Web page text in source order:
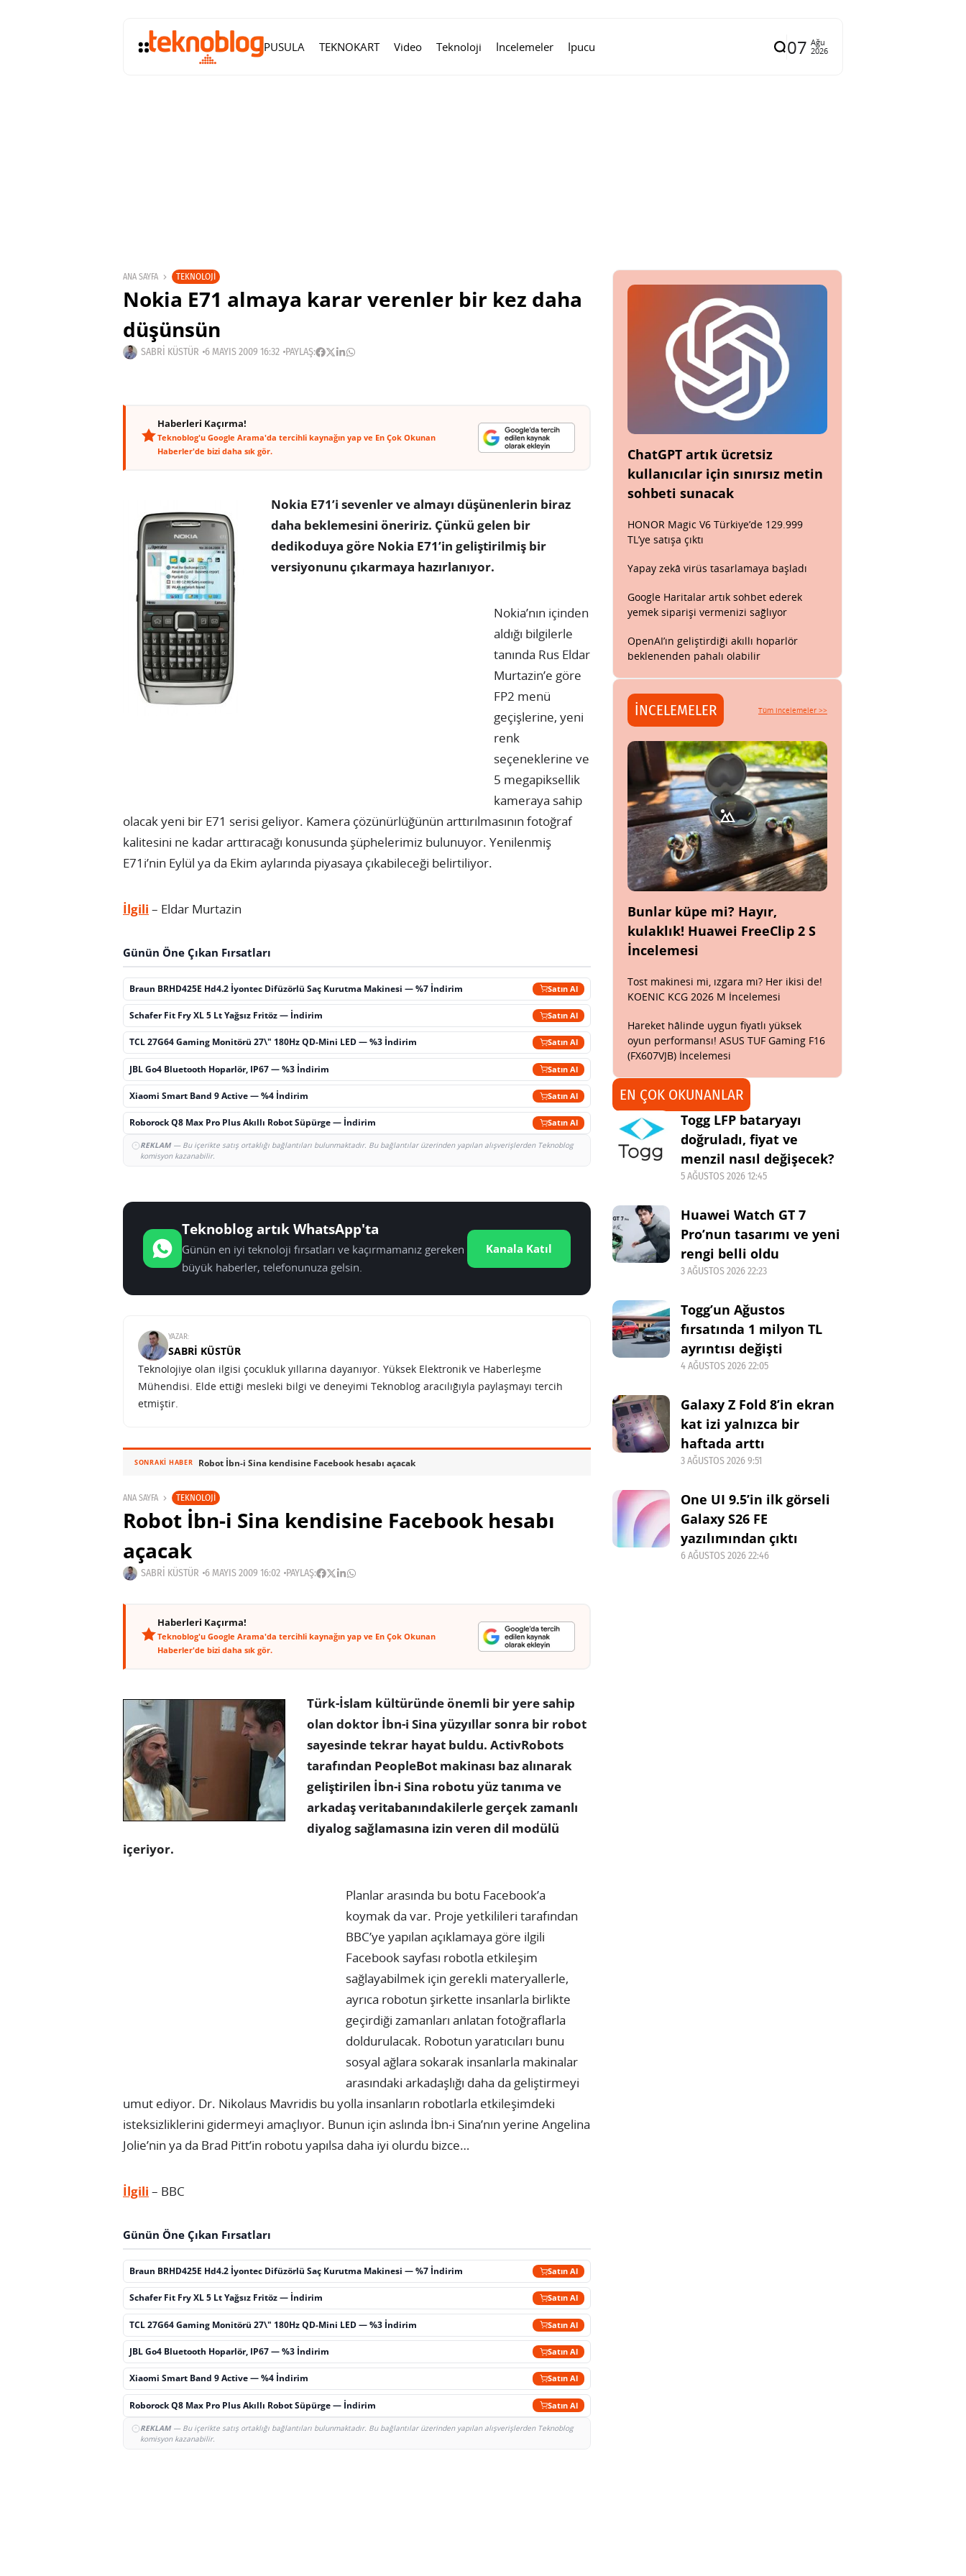
PUSULA TEKNOKART Video Teknoloji İncelemeler İpucu 07 Ağu
2026
ANA SAYFA TEKNOLOJI
Nokia E71 almaya karar verenler bir kez daha
düşünsün
SABRI KÜSTÜR 6 MAYIS 2009 16:32 PAYLAŞ:
Haberleri Kaçırma!
Teknoblog'u Google Arama'da tercihli kaynağın yap ve En Çok Okunan
Haberler'de bizi daha sık gör.
Nokia E71’i sevenler ve almayı düşünenlerin biraz
daha beklemesini öneririz. Çünkü gelen bir
dedikoduya göre Nokia E71’in geliştirilmiş bir
versiyonunu çıkarmaya hazırlanıyor.
Nokia’nın içinden
aldığı bilgilerle
tanında Rus Eldar
Murtazin’e göre
FP2 menü
geçişlerine, yeni
renk
seçeneklerine ve
5 megapiksellik
kameraya sahip
olacak yeni bir E71 serisi geliyor. Kamera çözünürlüğünün arttırılmasının fotoğraf
kalitesini ne kadar arttıracağı konusunda şüphelerimiz bulunuyor. Yenilenmiş
E71i’nin Eylül ya da Ekim aylarında piyasaya çıkabileceği belirtiliyor.
İlgili – Eldar Murtazin
Günün Öne Çıkan Fırsatları
Braun BRHD425E Hd4.2 İyontec Difüzörlü Saç Kurutma Makinesi — %7 İndirim Satın Al
Schafer Fit Fry XL 5 Lt Yağsız Fritöz — İndirim Satın Al
TCL 27G64 Gaming Monitörü 27\" 180Hz QD-Mini LED — %3 İndirim Satın Al
JBL Go4 Bluetooth Hoparlör, IP67 — %3 İndirim Satın Al
Xiaomi Smart Band 9 Active — %4 İndirim Satın Al
Roborock Q8 Max Pro Plus Akıllı Robot Süpürge — İndirim Satın Al
REKLAM— Bu içerikte satış ortaklığı bağlantıları bulunmaktadır. Bu bağlantılar üzerinden yapılan alışverişlerden Teknoblog
komisyon kazanabilir.
Teknoblog artık WhatsApp'ta
Günün en iyi teknoloji fırsatları ve kaçırmamanız gereken
büyük haberler, telefonunuza gelsin.
Kanala Katıl
YAZAR:
SABRI KÜSTÜR
Teknolojiye olan ilgisi çocukluk yıllarına dayanıyor. Yüksek Elektronik ve Haberleşme
Mühendisi. Elde ettiği mesleki bilgi ve deneyimi Teknoblog aracılığıyla paylaşmayı tercih
etmiştir.
SONRAKI HABER Robot İbn-i Sina kendisine Facebook hesabı açacak
ANA SAYFA TEKNOLOJI
Robot İbn-i Sina kendisine Facebook hesabı
açacak
SABRI KÜSTÜR 6 MAYIS 2009 16:02 PAYLAŞ:
Haberleri Kaçırma!
Teknoblog'u Google Arama'da tercihli kaynağın yap ve En Çok Okunan
Haberler'de bizi daha sık gör.
Türk-İslam kültüründe önemli bir yere sahip
olan doktor İbn-i Sina yüzyıllar sonra bir robot
sayesinde tekrar hayat buldu. ActivRobots
tarafından PeopleBot makinası baz alınarak
geliştirilen İbn-i Sina robotu yüz tanıma ve
arkadaş veritabanındakilerle gerçek zamanlı
diyalog sağlamasına izin veren dil modülü
içeriyor.
Planlar arasında bu botu Facebook’a
koymak da var. Proje yetkilileri tarafından
BBC’ye yapılan açıklamaya göre ilgili
Facebook sayfası robotla etkileşim
sağlayabilmek için gerekli materyallerle,
ayrıca robotun şirkette insanlarla birlikte
geçirdiği zamanları anlatan fotoğraflarla
doldurulacak. Robotun yaratıcıları bunu
sosyal ağlara sokarak insanlarla makinalar
arasındaki arkadaşlığı daha da geliştirmeyi
umut ediyor. Dr. Nikolaus Mavridis bu yolla insanların robotlarla etkileşimdeki
isteksizliklerini gidermeyi amaçlıyor. Bunun için aslında İbn-i Sina’nın yerine Angelina
Jolie’nin ya da Brad Pitt’in robotu yapılsa daha iyi olurdu bizce…
İlgili – BBC
Günün Öne Çıkan Fırsatları
Braun BRHD425E Hd4.2 İyontec Difüzörlü Saç Kurutma Makinesi — %7 İndirim Satın Al
Schafer Fit Fry XL 5 Lt Yağsız Fritöz — İndirim Satın Al
TCL 27G64 Gaming Monitörü 27\" 180Hz QD-Mini LED — %3 İndirim Satın Al
JBL Go4 Bluetooth Hoparlör, IP67 — %3 İndirim Satın Al
Xiaomi Smart Band 9 Active — %4 İndirim Satın Al
Roborock Q8 Max Pro Plus Akıllı Robot Süpürge — İndirim Satın Al
REKLAM— Bu içerikte satış ortaklığı bağlantıları bulunmaktadır. Bu bağlantılar üzerinden yapılan alışverişlerden Teknoblog
komisyon kazanabilir.
ChatGPT artık ücretsiz
kullanıcılar için sınırsız metin
sohbeti sunacak
HONOR Magic V6 Türkiye’de 129.999
TL’ye satışa çıktı
Yapay zekâ virüs tasarlamaya başladı
Google Haritalar artık sohbet ederek
yemek siparişi vermenizi sağlıyor
OpenAI’ın geliştirdiği akıllı hoparlör
beklenenden pahalı olabilir
İNCELEMELER Tüm incelemeler >>
Bunlar küpe mi? Hayır,
kulaklık! Huawei FreeClip 2 S
İncelemesi
Tost makinesi mi, ızgara mı? Her ikisi de!
KOENIC KCG 2026 M İncelemesi
Hareket hâlinde uygun fiyatlı yüksek
oyun performansı! ASUS TUF Gaming F16
(FX607VJB) İncelemesi
EN ÇOK OKUNANLAR
Togg LFP bataryayı
doğruladı, fiyat ve
menzil nasıl değişecek?
5 AĞUSTOS 2026 12:45
Huawei Watch GT 7
Pro’nun tasarımı ve yeni
rengi belli oldu
3 AĞUSTOS 2026 22:23
Togg’un Ağustos
fırsatında 1 milyon TL
ayrıntısı değişti
4 AĞUSTOS 2026 22:05
Galaxy Z Fold 8’in ekran
kat izi yalnızca bir
haftada arttı
3 AĞUSTOS 2026 9:51
One UI 9.5’in ilk görseli
Galaxy S26 FE
yazılımından çıktı
6 AĞUSTOS 2026 22:46